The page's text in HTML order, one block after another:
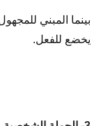
يخضع للفعل.